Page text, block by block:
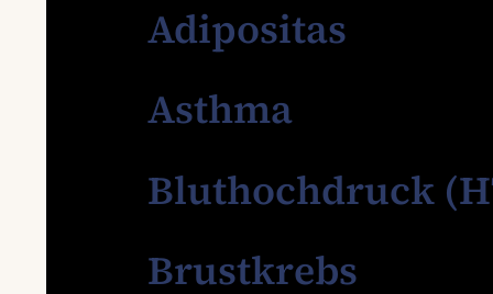
Adipositas
Asthma
Bluthochdruck
Brustkrebs